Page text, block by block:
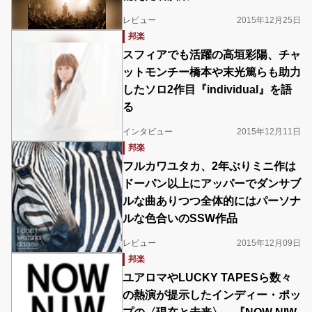
レビュー
2015年12月25日
邦楽
スフィアでも活躍の高垣彩陽、チャ
ットモンチー橋本や末光篤らも助力
したソロ2作目『individual』を語
る
インタビュー
2015年12月11日
邦楽
フルカワユタカ、2年ぶりミニ作は
ドーパン以上にアッパーでダンサブ
ルな曲ありつつ全体的にはパーソナ
ルな色合いのSSW作品
レビュー
2015年12月09日
邦楽
ユアロマやLUCKY TAPESら数々
の熱演が提示したインディー・ポッ